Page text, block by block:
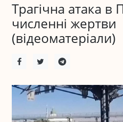
Трагічна атака в
численні жертви
(відеоматеріали)